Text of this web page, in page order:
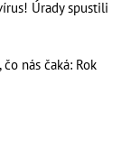
Úrady spustili
nás čaká: Rok